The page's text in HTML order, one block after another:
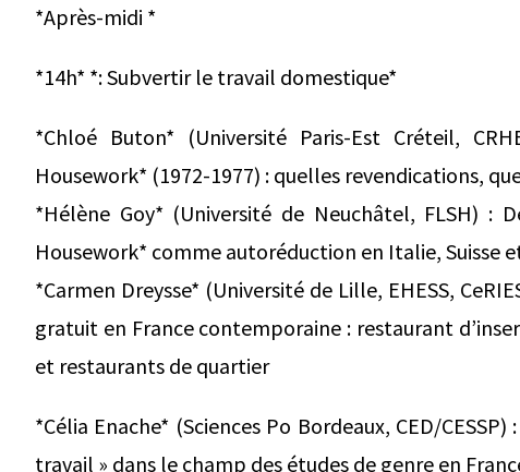
*Après-midi *
*14h* *: Subvertir le travail domestique*
*Chloé Buton* (Université Paris-Est Créteil,
Housework* (1972-1977) : quelles revendications,
*Hélène Goy* (Université de Neuchâtel, FLSH)
Housework* comme autoréduction en Italie, Suisse
*Carmen Dreysse* (Université de Lille, EHESS,
gratuit en France contemporaine : restaurant
et restaurants de quartier
*Célia Enache* (Sciences Po Bordeaux, CED/
travail » dans le champ des études de genre en